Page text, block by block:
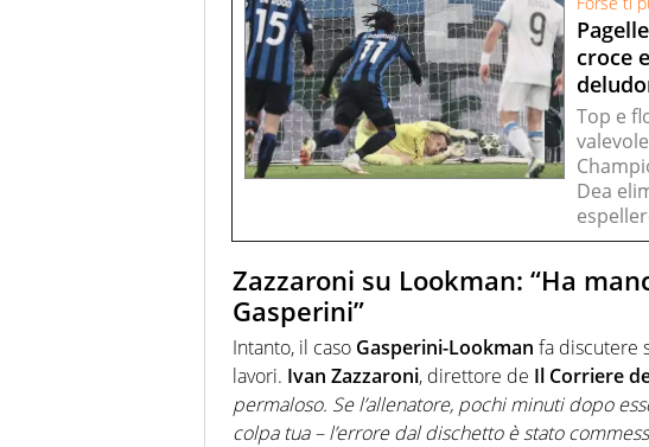
croce
Top e
Dea
Zazzaroni su Lookman: “Ha
Gasperini”
Intanto, il caso Gasperini-Lookman fa discutere
lavori. Ivan Zazzaroni, direttore de Il Corriere
permaloso. Se l’allenatore, pochi minuti dopo
colpa tua – l’errore dal dischetto è stato